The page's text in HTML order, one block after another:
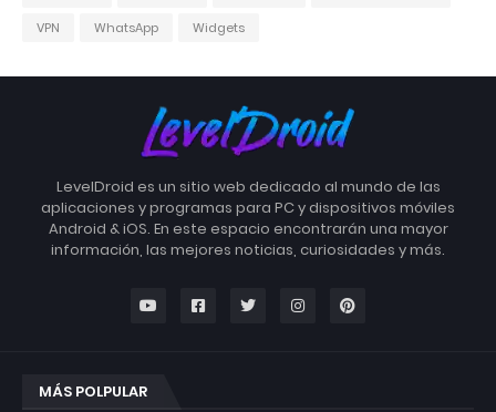
VPN
WhatsApp Widgets
LevelDroid es un sitio web dedicado al mundo de las
aplicaciones y programas para PC y dispositivos móviles
Android & iOS. En este espacio encontrarán una mayor
información, las mejores noticias, curiosidades y más.
MÁS POLPULAR